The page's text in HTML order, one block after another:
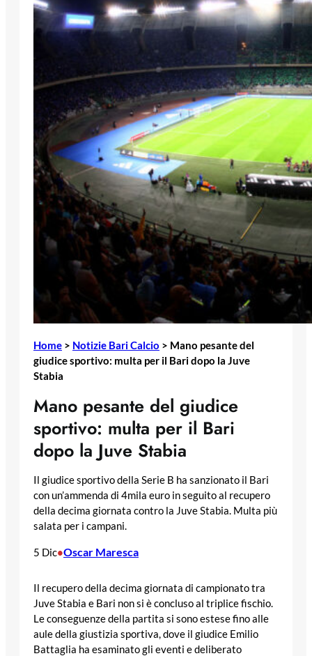
Home > Notizie Bari Calcio > Mano pesante del
giudice sportivo: multa per il Bari dopo la Juve
Stabia
Mano pesante del giudice
sportivo: multa per il Bari
dopo la Juve Stabia
Il giudice sportivo della Serie B ha sanzionato il Bari
con un’ammenda di 4mila euro in seguito al recupero
della decima giornata contro la Juve Stabia. Multa più
salata per i campani.
5 Dic•Oscar Maresca
Il recupero della decima giornata di campionato tra
Juve Stabia e Bari non si è concluso al triplice fischio.
Le conseguenze della partita si sono estese fino alle
aule della giustizia sportiva, dove il giudice Emilio
Battaglia ha esaminato gli eventi e deliberato